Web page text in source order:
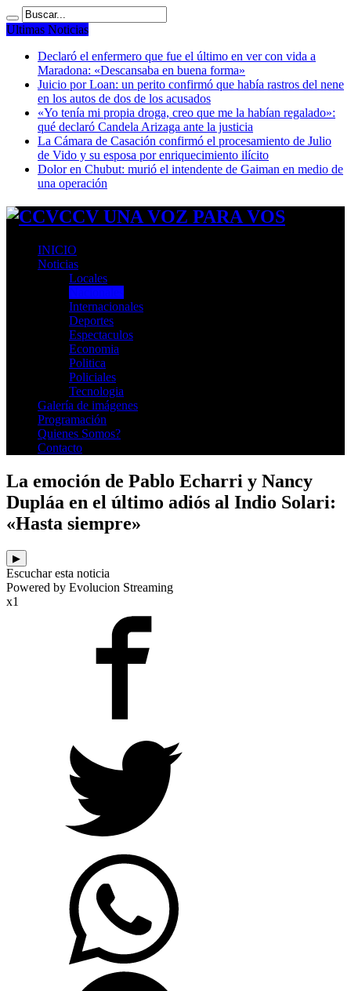
Ultimas Noticias
Declaró el enfermero que fue el último en ver con vida a
Maradona: «Descansaba en buena forma»
Juicio por Loan: un perito confirmó que había rastros del nene
en los autos de dos de los acusados
«Yo tenía mi propia droga, creo que me la habían regalado»:
qué declaró Candela Arizaga ante la justicia
La Cámara de Casación confirmó el procesamiento de Julio
de Vido y su esposa por enriquecimiento ilícito
Dolor en Chubut: murió el intendente de Gaiman en medio de
una operación
CCV UNA VOZ PARA VOS
INICIO
Noticias
Locales
Internacionales
Deportes
Espectaculos
Economia
Politica
Policiales
Tecnologia
Galería de imágenes
Programación
Quienes Somos?
Contacto
La emoción de Pablo Echarri y Nancy
Dupláa en el último adiós al Indio Solari:
«Hasta siempre»
▶
Escuchar esta noticia
Powered by Evolucion Streaming
x1